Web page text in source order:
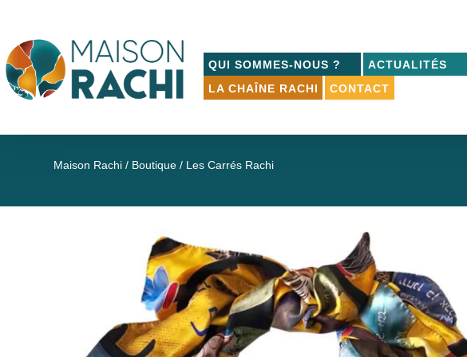
QUI SOMMES-NOUS ? ACTUALITÉS
LA CHAÎNE RACHI
CONTACT
Maison Rachi / Boutique / Les Carrés Rachi